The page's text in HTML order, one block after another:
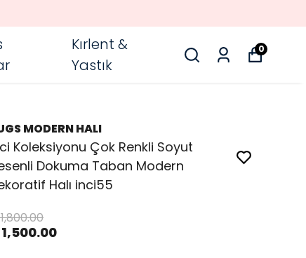
Kırlent &
Yastık
0
MODERN HALI
Koleksiyonu Çok Renkli Soyut
Dokuma Taban Modern
Halı inci55